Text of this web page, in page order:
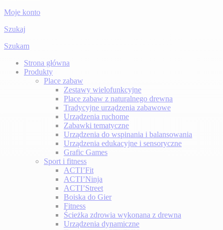
Moje konto
Szukaj
Szukam
Strona główna
Produkty
Place zabaw
Zestawy wielofunkcyjne
Place zabaw z naturalnego drewna
Tradycyjne urządzenia zabawowe
Urządzenia ruchome
Zabawki tematyczne
Urządzenia do wspinania i balansowania
Urządzenia edukacyjne i sensoryczne
Grafic Games
Sport i fitness
ACTI’Fit
ACTI’Ninja
ACTI’Street
Boiska do Gier
Fitness
Ścieżka zdrowia wykonana z drewna
Urządzenia dynamiczne